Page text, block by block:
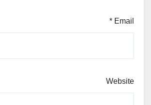
Email
*
Website